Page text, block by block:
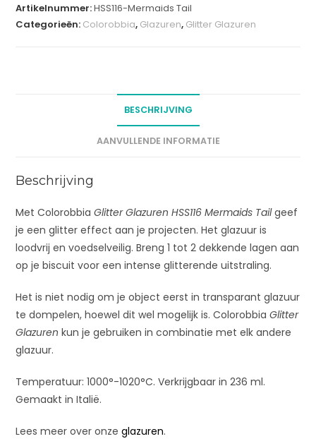
t
e
:
Artikelnummer:HSS116-Mermaids Tail
Categorieën: Colorobbia, Glazuren, Glitter Glazuren
BESCHRIJVING
AANVULLENDE INFORMATIE
Beschrijving
Met ColorobbiaGlitter Glazuren HSS116 Mermaids Tailgeef
je een glitter effect aan je projecten. Het glazuur is
loodvrij en voedselveilig. Breng 1 tot 2 dekkende lagen aan
op je biscuit voor een intense glitterende uitstraling.
Het is niet nodig om je object eerst in transparant glazuur
te dompelen, hoewel dit wel mogelijk is. ColorobbiaGlitter
Glazuren kun je gebruiken in combinatie met elk andere
glazuur.
Temperatuur: 1000°-1020°C. Verkrijgbaar in 236 ml.
Gemaakt in Italië.
Lees meer over onzeglazuren.